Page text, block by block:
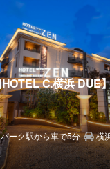
C.横浜 DUE
ーク駅から車で5分
横